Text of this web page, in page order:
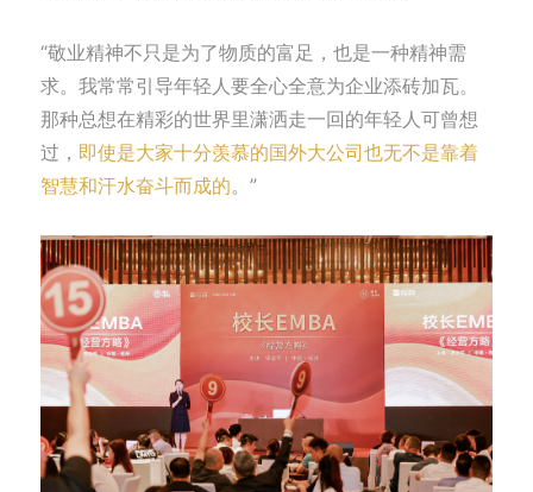
“敬业精神不只是为了物质的富足，也是一种精神需
求。我常常引导年轻人要全心全意为企业添砖加瓦。
那种总想在精彩的世界里潇洒走一回的年轻人可曾想
过， 即使是大家十分羡慕的国外大公司也无不是靠着
智慧和汗水奋斗而成的。”